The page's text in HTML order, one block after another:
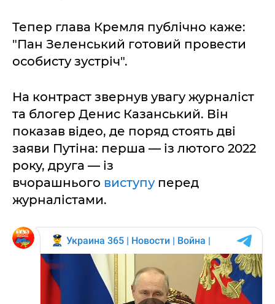
Тепер глава Кремля публічно каже:
"Пан Зеленський готовий провести
особисту зустріч".
На контраст звернув увагу журналіст
та блогер Денис Казанський. Він
показав відео, де поряд стоять дві
заяви Путіна: перша — із лютого 2022
року, друга — із
вчорашнього виступу перед
журналістами.